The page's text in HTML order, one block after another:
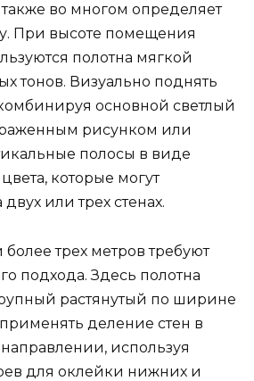
во многом определяет
При высоте помещения
полотна мягкой
тонов. Визуально поднять
основной светлый
рисунком или
полосы в виде
которые могут
двух или трех стенах.
трех метров требуют
подхода. Здесь полотна
растянутый по ширине
деление стен в
используя
для оклейки нижних и